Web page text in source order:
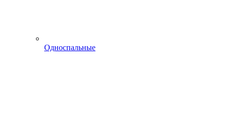
Односпальные